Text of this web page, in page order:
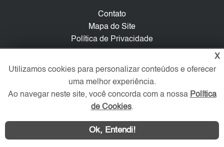
Contato
Mapa do Site
Política de Privacidade
Redes Sociais
X
Utilizamos cookies para personalizar conteúdos e oferecer
uma melhor experiência.
Ao navegar neste site, você concorda com a nossa Política
de Cookies.
Ok, Entendi!